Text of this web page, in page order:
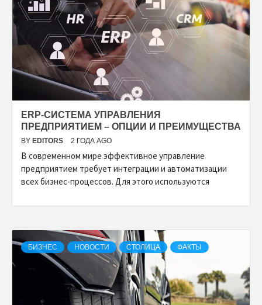
ERP-СИСТЕМА УПРАВЛЕНИЯ
ПРЕДПРИЯТИЕМ – ОПЦИИ И ПРЕИМУЩЕСТВА
BY EDITORS 2 ГОДА AGO
В современном мире эффективное управление
предприятием требует интеграции и автоматизации
всех бизнес-процессов. Для этого используются
БИЗНЕС НОВОСТИ СТОЛИЦА ФАКТЫ